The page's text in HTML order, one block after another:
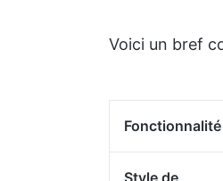
Voici un bref
Fonctionnalité
Style de